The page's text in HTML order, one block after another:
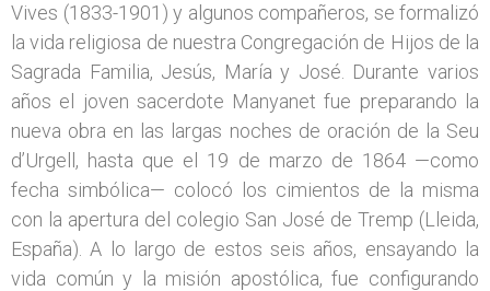
Vives (1833-1901) y algunos compañeros, se formalizó
la vida religiosa de nuestra Congregación de Hijos de la
Sagrada Familia, Jesús, María y José. Durante varios
años el joven sacerdote Manyanet fue preparando la
nueva obra en las largas noches de oración de la Seu
d’Urgell, hasta que el 19 de marzo de 1864 —como
fecha simbólica— colocó los cimientos de la misma
con la apertura del colegio San José de Tremp (Lleida,
España). A lo largo de estos seis años, ensayando la
vida común y la misión apostólica, fue configurando